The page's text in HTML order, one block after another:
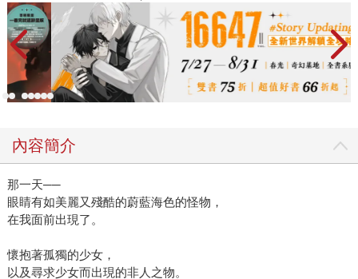
內容簡介
那一天──
眼睛有如美麗又殘酷的蔚藍海色的怪物，
在我面前出現了。
懷抱著孤獨的少女，
以及尋求少女而出現的非人之物。